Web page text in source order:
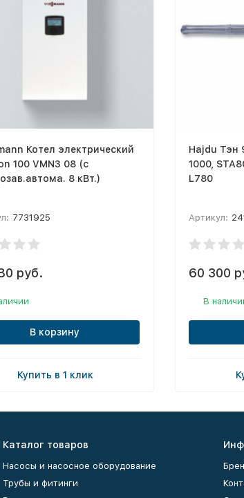
Котел электрический
100 VMN3 08 (с
8 кВт.)
7731925
руб.
В корзину
Купить в 1 клик
Hajdu Тэн
1000,
L780
Артикул:
60 300
В
Каталог товаров
Насосы и насосное оборудование
Трубы и фитинги